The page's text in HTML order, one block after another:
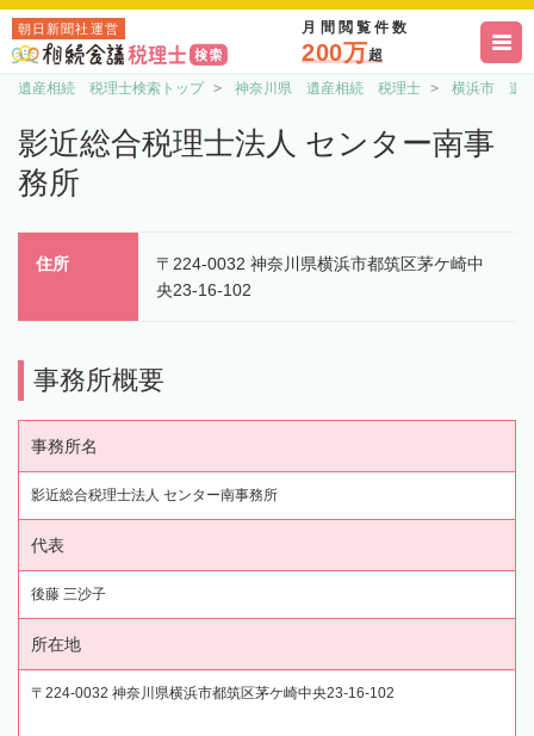
朝日新聞社運営 月間閲覧件数
200万超
遺産相続 税理士検索トップ 神奈川県 遺産相続 税理士 横浜市 遺
影近総合税理士法人 センター南事
務所
住所
〒224-0032 神奈川県横浜市都筑区茅ケ崎中
央23-16-102
事務所概要
事務所名
影近総合税理士法人 センター南事務所
代表
後藤 三沙子
所在地
〒224-0032 神奈川県横浜市都筑区茅ケ崎中央23-16-102